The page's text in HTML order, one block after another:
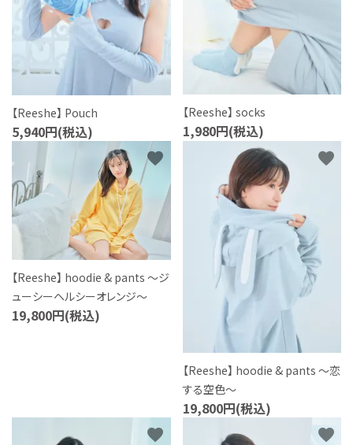
【Reeshe】 Pouch
5,940円(税込)
【Reeshe】 socks
1,980円(税込)
【Reeshe】 hoodie & pants ～ジ
ューシーヘルシーオレンジ～
19,800円(税込)
favorite
【Reeshe】 hoodie & pants ～恋
する空色～
19,800円(税込)
favorite
favorite favorite